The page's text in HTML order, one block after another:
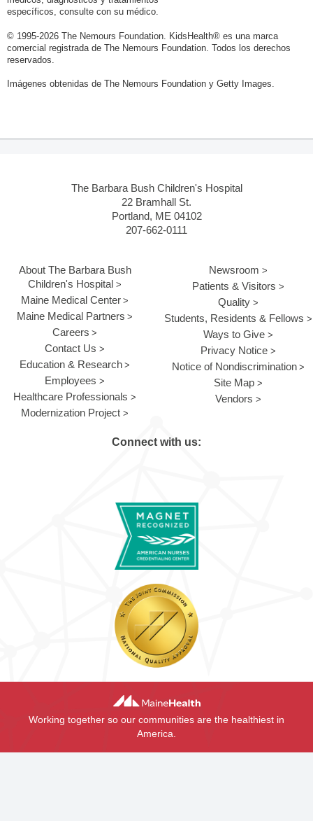
específicos, consulte con su médico.
© 1995-2026 The Nemours Foundation. KidsHealth® es una marca
comercial registrada de The Nemours Foundation. Todos los derechos
reservados.
Imágenes obtenidas de The Nemours Foundation y Getty Images.
The Barbara Bush Children's Hospital
22 Bramhall St.
Portland, ME 04102
207-662-0111
About The Barbara Bush
Children's Hospital
Maine Medical Center
Maine Medical Partners
Careers
Contact Us
Education & Research
Employees
Healthcare Professionals
Modernization Project
Newsroom
Patients & Visitors
Quality
Students, Residents & Fellows
Ways to Give
Privacy Notice
Notice of Nondiscrimination
Site Map
Vendors
Connect with us:
Working together so our communities are the healthiest in
America.